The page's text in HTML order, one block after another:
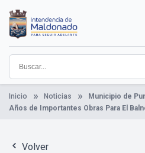
contenido
principal
Institucional
Municipios
Descubre Maldonado
Comunicación
Servicios
Guía De Trámites
Ver Noticias
Inicio Noticias
Municipio de
Años de Importantes Obras Para El
Volver